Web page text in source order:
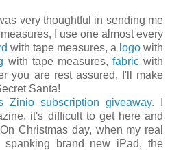
very thoughtful in sending me
I use one almost every
with tape measures, a logo with
with tape measures, fabricwith
you are rest assured, I'll make
Santa!
Zinio subscription giveaway. I
it's difficult to get here and
Christmas day, when my real
brand new iPad, the